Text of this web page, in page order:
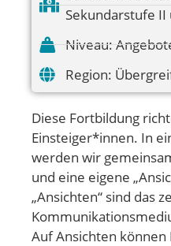
Sekundarstufe
Niveau:
Region:
Diese Fortbildung
Einsteiger*innen. In
werden wir
und eine eigene
„Ansichten“ sind das
Auf Ansichten